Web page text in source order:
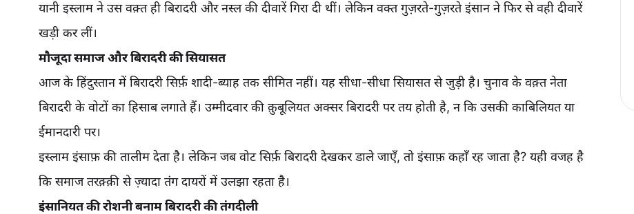
यानी इस्लाम ने उस वक़्त ही बिरादरी और नस्ल की दीवारें गिरा दी थीं। लेकिन वक्त गुज़रते-गुज़रते इंसान ने फिर से वही दीवारें
खड़ी कर लीं।
मौजूदा समाज और बिरादरी की सियासत
आज के हिंदुस्तान में बिरादरी सिर्फ़ शादी-ब्याह तक सीमित नहीं। यह सीधा-सीधा सियासत से जुड़ी है। चुनाव के वक़्त नेता
बिरादरी के वोटों का हिसाब लगाते हैं। उम्मीदवार की क़ुबूलियत अक्सर बिरादरी पर तय होती है, न कि उसकी काबिलियत या
ईमानदारी पर।
इस्लाम इंसाफ़ की तालीम देता है। लेकिन जब वोट सिर्फ़ बिरादरी देखकर डाले जाएँ, तो इंसाफ़ कहाँ रह जाता है? यही वजह है
कि समाज तरक़्क़ी से ज़्यादा तंग दायरों में उलझा रहता है।
इंसानियत की रोशनी बनाम बिरादरी की तंगदीली